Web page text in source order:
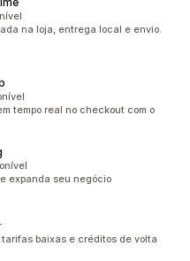
na loja, entrega local e envio.
tempo real no checkout com o
expanda seu negócio
baixas e créditos de volta